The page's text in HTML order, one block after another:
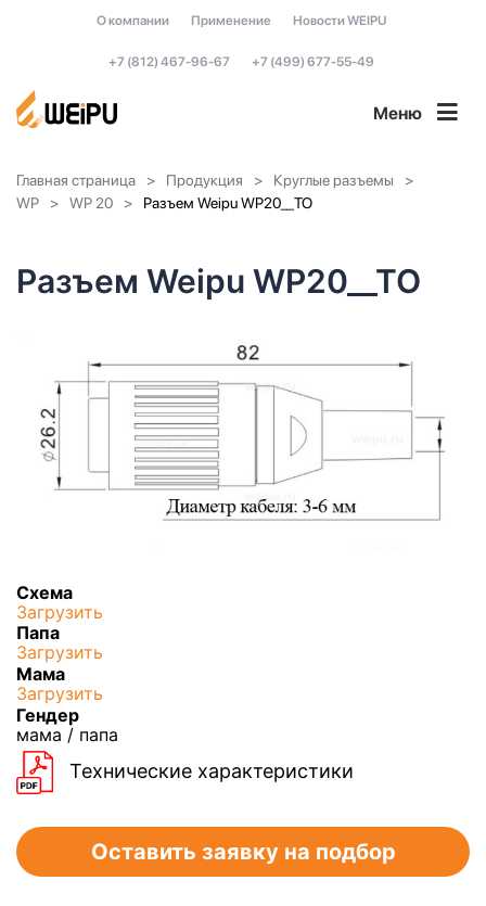
О компании Применение Новости WEIPU
+7 (812) 467-96-67 +7 (499) 677-55-49
Меню
Главная страница Продукция
Круглые разъемы
WP
WP 20 Разъем Weipu WP20__TO
Разъем Weipu WP20__TO
Схема
Загрузить
Папа
Загрузить
Мама
Загрузить
Гендер
мама / папа
Технические характеристики
Оставить заявку на подбор